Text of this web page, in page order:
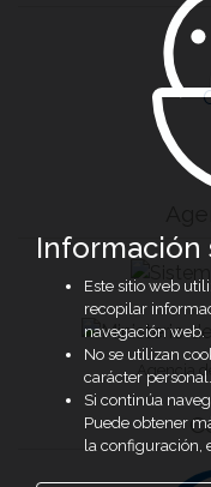
Agencia
Información
Este sitio web
recopilar
navegación web.
No se utilizan
carácter personal.
Si continúa
Puede obtener
la configuración,